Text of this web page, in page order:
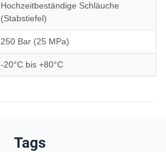
Hochzeitbeständige Schläuche
(Stabstiefel)
250 Bar (25 MPa)
-20°C bis +80°C
Tags